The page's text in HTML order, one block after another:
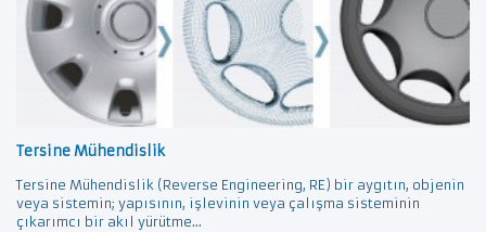
Tersine Mühendislik
Tersine Mühendislik (Reverse Engineering, RE) bir aygıtın, objenin
veya sistemin; yapısının, işlevinin veya çalışma sisteminin
çıkarımcı bir akıl yürütme...